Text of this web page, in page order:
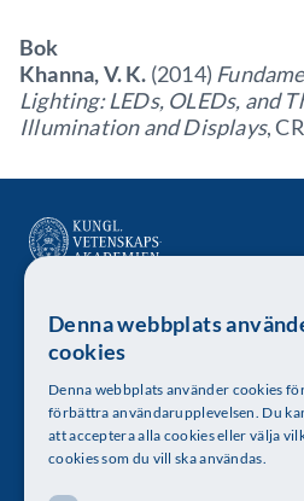
Bok
Khanna, V. K. (2014)
Lighting: LEDs, OLEDs, and
Illumination and Displays,
Kungl. Vetenskapsakademien
Besöksadress: Lilla
Telefon: 08-673 95 00
Denna webbplats
cookies
Denna webbplats använder cookies
förbättra användarupplevelsen. Du
att acceptera alla cookies eller välja
cookies som du vill ska användas.